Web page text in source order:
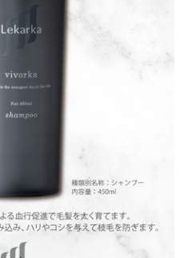
、美容室の髪質改善の
っていて少しマシになっ
らのシャンプーに切り
常に良いです！！